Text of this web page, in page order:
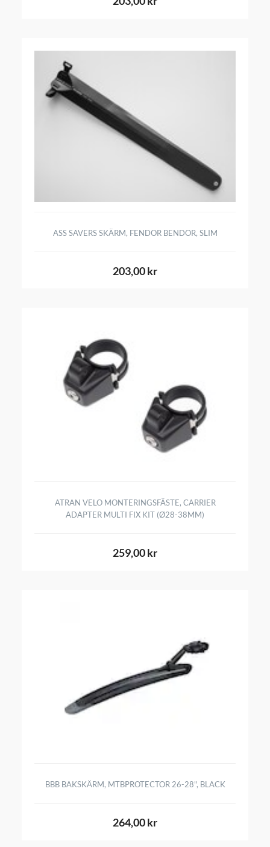
ASS SAVERS SKÄRM, FENDOR BENDOR, SLIM
203,00 kr
ATRAN VELO MONTERINGSFÄSTE, CARRIER
ADAPTER MULTI FIX KIT (Ø28-38MM)
259,00 kr
BBB BAKSKÄRM, MTBPROTECTOR 26-28", BLACK
264,00 kr